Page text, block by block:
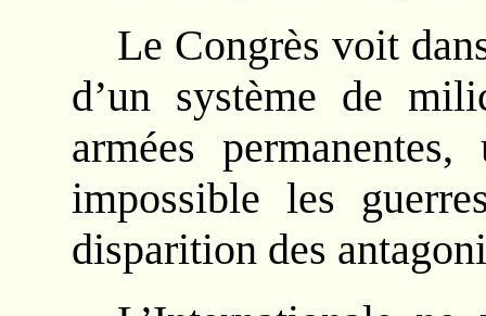
Le Congrès voit
d’un système de
armées
impossible les
disparition des